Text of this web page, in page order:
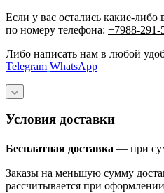
Если у вас остались какие-
по номеру телефона: +7988-291-
Либо написать нам в любой
Telegram WhatsApp
Условия доставки
Бесплатная доставка — при
Заказы на меньшую сумму
рассчитывается при